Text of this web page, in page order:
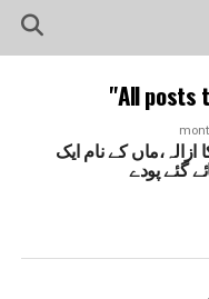
All posts
کے نام ایک
گئے پودے